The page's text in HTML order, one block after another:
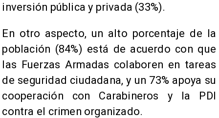
inversión pública y privada (33%).
En otro aspecto, un alto porcentaje de la
población (84%) está de acuerdo con que
las Fuerzas Armadas colaboren en tareas
de seguridad ciudadana, y un 73% apoya su
cooperación con Carabineros y la PDI
contra el crimen organizado.